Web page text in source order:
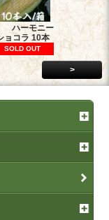
ハーモニー
ョコラ 10本
SOLD OUT
>